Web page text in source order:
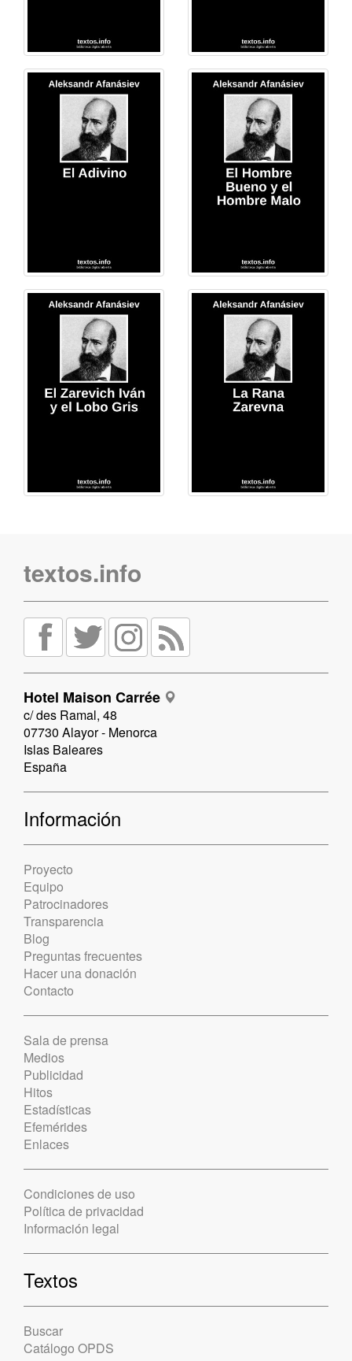
textos.info
Hotel Maison Carrée
c/ des Ramal, 48
07730 Alayor - Menorca
Islas Baleares
España
Información
Proyecto
Equipo
Patrocinadores
Transparencia
Blog
Preguntas frecuentes
Hacer una donación
Contacto
Sala de prensa
Medios
Publicidad
Hitos
Estadísticas
Efemérides
Enlaces
Condiciones de uso
Política de privacidad
Información legal
Textos
Buscar
Catálogo OPDS